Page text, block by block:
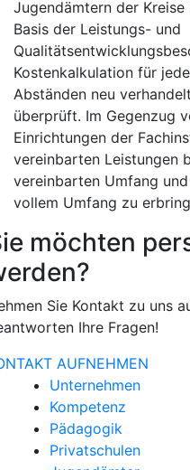
Jugendämtern der
Basis der Leistungs- und
Kostenkalkulation für
Abständen neu
überprüft. Im Gegenzug
Einrichtungen der
vereinbarten Leistungen
vereinbarten Umfang
vollem Umfang zu
möchten
Sie Kontakt zu uns
Ihre Fragen!
AUFNEHMEN
Unternehmen
Kompetenz
Pädagogik
Privatschulen